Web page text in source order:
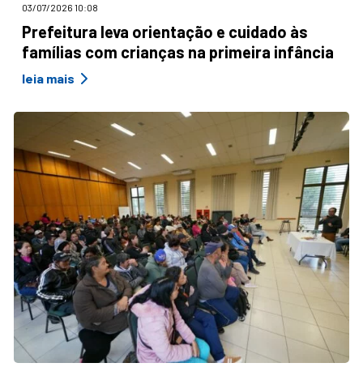
03/07/2026 10:08
Prefeitura leva orientação e cuidado às
famílias com crianças na primeira infância
leia mais